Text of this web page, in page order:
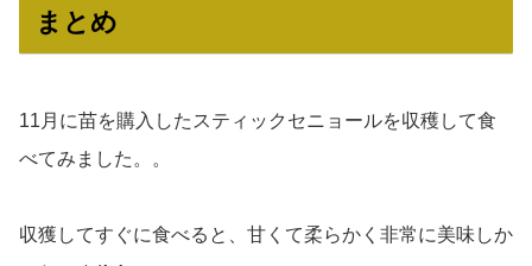
まとめ
11月に苗を購入したスティックセニョールを収穫して食
べてみました。。
収獲してすぐに食べると、甘くて柔らかく非常に美味しか